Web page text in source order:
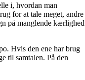
i, hvordan man
for at tale meget, andre
på manglende kærlighed
Hvis den ene har brug
til samtalen. På den